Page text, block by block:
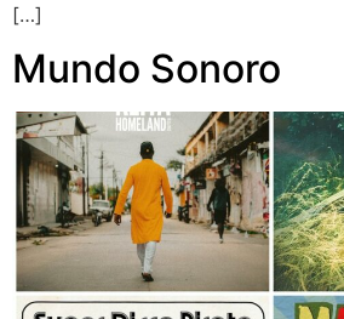
[…]
Mundo Sonoro